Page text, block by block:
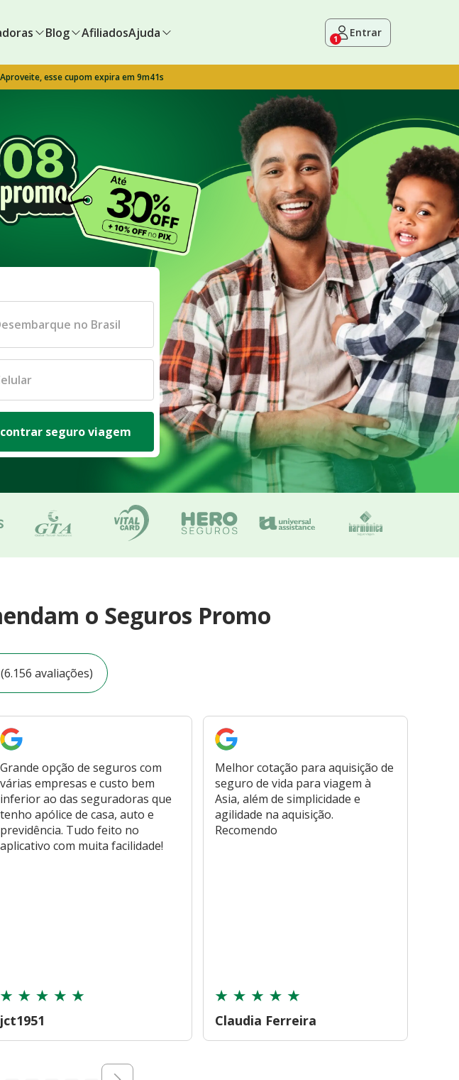
Blog AfiliadosAjuda 1 Entrar
Aproveite, esse cupom expira em 9m40s
seguro viagem
o Seguros Promo
(6.156 avaliações)
Grande opção de seguros com
várias empresas e custo bem
inferior ao das seguradoras que
tenho apólice de casa, auto e
previdência. Tudo feito no
aplicativo com muita facilidade!
jct1951
Melhor cotação para aquisição de
seguro de vida para viagem à
Asia, além de simplicidade e
agilidade na aquisição.
Recomendo
Claudia Ferreira